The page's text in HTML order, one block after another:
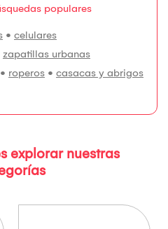
populares
• celulares
zapatillas urbanas
• roperos • casacas y abrigos
explorar nuestras